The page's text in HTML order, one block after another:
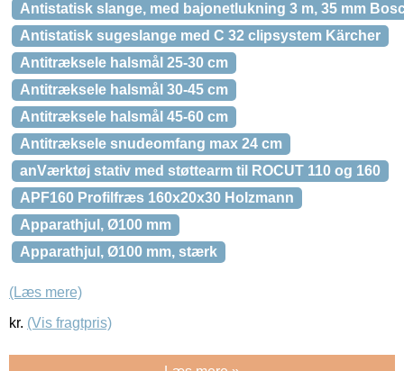
Antistatisk slange, med bajonetlukning 3 m, 35 mm
Antistatisk sugeslange med C 32 clipsystem Kärcher
Antitræksele halsmål 25-30 cm
Antitræksele halsmål 30-45 cm
Antitræksele halsmål 45-60 cm
Antitræksele snudeomfang max 24 cm
anVærktøj stativ med støttearm til ROCUT 110 og 160
APF160 Profilfræs 160x20x30 Holzmann
Apparathjul, Ø100 mm
Apparathjul, Ø100 mm, stærk
(Læs mere)
kr. (Vis fragtpris)